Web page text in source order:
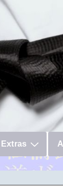
Extras